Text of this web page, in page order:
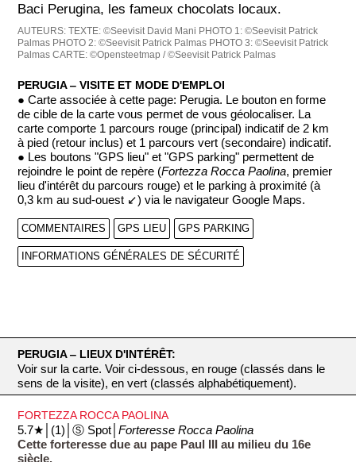
Baci Perugina, les fameux chocolats locaux.
AUTEURS:TEXTE: ©Seevisit David Mani PHOTO 1: ©Seevisit Patrick
Palmas PHOTO 2: ©Seevisit Patrick Palmas PHOTO 3: ©Seevisit Patrick
Palmas CARTE: ©Opensteetmap / ©Seevisit Patrick Palmas
PERUGIA ‒ VISITE ET MODE D'EMPLOI
● Carte associée à cette page: Perugia. Le bouton en forme
de cible de la carte vous permet de vous géolocaliser. La
carte comporte 1 parcours rouge (principal) indicatif de 2 km
à pied (retour inclus) et 1 parcours vert (secondaire) indicatif.
● Les boutons "GPS lieu" et "GPS parking" permettent de
rejoindre le point de repère (Fortezza Rocca Paolina, premier
lieu d'intérêt du parcours rouge) et le parking à proximité (à
0,3 km au sud-ouest ↙) via le navigateur Google Maps.
COMMENTAIRES GPS LIEU GPS PARKING
INFORMATIONS GÉNÉRALES DE SÉCURITÉ
PERUGIA ‒ LIEUX D'INTÉRÊT:
Voir sur la carte. Voir ci-dessous, en rouge (classés dans le
sens de la visite), en vert (classés alphabétiquement).
FORTEZZA ROCCA PAOLINA
5.7★│(1)│Ⓢ Spot│Forteresse Rocca Paolina
Cette forteresse due au pape Paul III au milieu du 16e
siècle.